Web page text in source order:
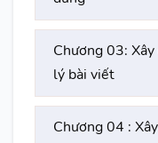
Chương 03:
lý bài viết
Chương 04 :